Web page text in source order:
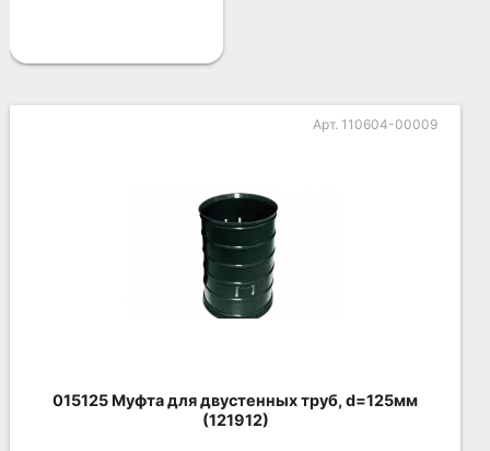
Арт. 110604-00009
015125 Муфта для двустенных труб, d=125мм
(121912)